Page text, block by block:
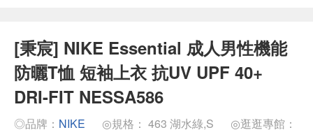
[秉宸] NIKE Essential 成人男性機能
防曬T恤 短袖上衣 抗UV UPF 40+
DRI-FIT NESSA586
◎品牌： NIKE ◎規格： 463 湖水綠,S
◎逛逛專館：